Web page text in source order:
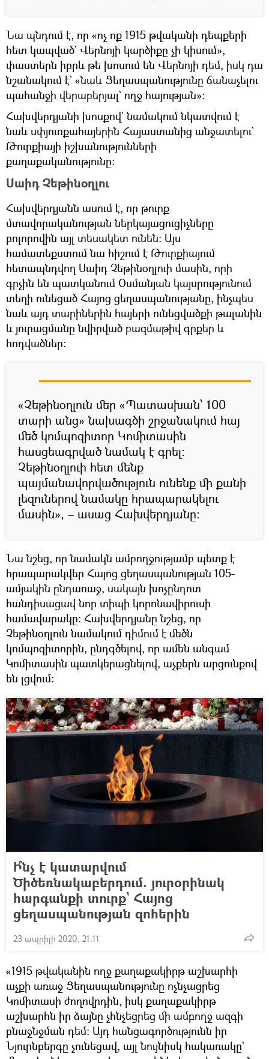
Նա պնդում է, որ «ոչ ոք 1915 թվականի դեպքերի
հետ կապված` Վերնոյի կարծիքը չի կիսում»,
փաստերն իբրև թե խոսում են Վերնոյի դեմ, իսկ դա
նշանակում է` «նաև Ցեղասպանությունը ճանաչելու
պահանջի վերաբերյալ` ողջ հայության»։
Հախվերդյանի խոսքով` նամակում նկատվում է
նաև սփյուռքահայերին Հայաստանից անջատելու`
Թուրքիայի իշխանությունների
քաղաքականությունը։
Սաիդ Չեթինօղլու
Հախվերդյանն ասում է, որ թուրք
մտավորականության ներկայացուցիչները
բոլորովին այլ տեսակետ ունեն։ Այս
համատեքստում նա հիշում է Թուրքիայում
հետապնդվող Սաիդ Չեթինօղլուի մասին, որի
գրչին են պատկանում Օսմանյան կայսրությունում
տեղի ունեցած Հայոց ցեղասպանությանը, ինչպես
նաև այդ տարիներին հայերի ունեցվածքի թալանին
և յուրացմանը նվիրված բազմաթիվ գրքեր և
հոդվածներ։
«Չեթինօղլուն մեր «Պատասխան` 100
տարի անց» նախագծի շրջանակում հայ
մեծ կոմպոզիտոր Կոմիտասին
հասցեագրված նամակ է գրել։
Չեթինօղլուի հետ մենք
պայմանավորվածություն ունենք մի քանի
լեզուներով նամակը հրապարակելու
մասին», – ասաց Հախվերդյանը։
Նա նշեց, որ նամակն ամբողջությամբ պետք է
հրապարակվեր Հայոց ցեղասպանության 105-
ամյակին ընդառաջ, սակայն խոչընդոտ
հանդիսացավ նոր տիպի կորոնավիրուսի
համավարակը։ Հախվերդյանը նշեց, որ
Չեթինօղլուն նամակում դիմում է մեծն
կոմպոզիտորին, ընդգծելով, որ ամեն անգամ
Կոմիտասին պատկերացնելով, աչքերն արցունքով
են լցվում։
Ի՞նչ է կատարվում
Ծիծեռնակաբերդում. յուրօրինակ
հարգանքի տուրք` Հայոց
ցեղասպանության զոհերին
23 ապրիլի 2020, 21:11
«1915 թվականին ողջ քաղաքակիրթ աշխարհի
աչքի առաջ Ցեղասպանությունը ոչնչացրեց
Կոմիտասի ժողովրդին, իսկ քաղաքակիրթ
աշխարհն իր ձայնը չհնչեցրեց մի ամբողջ ազգի
բնաջնջման դեմ։ Այդ հանցագործությունն իր
Նյուրնբերգը չունեցավ, այլ նույնիսկ հակառակը`